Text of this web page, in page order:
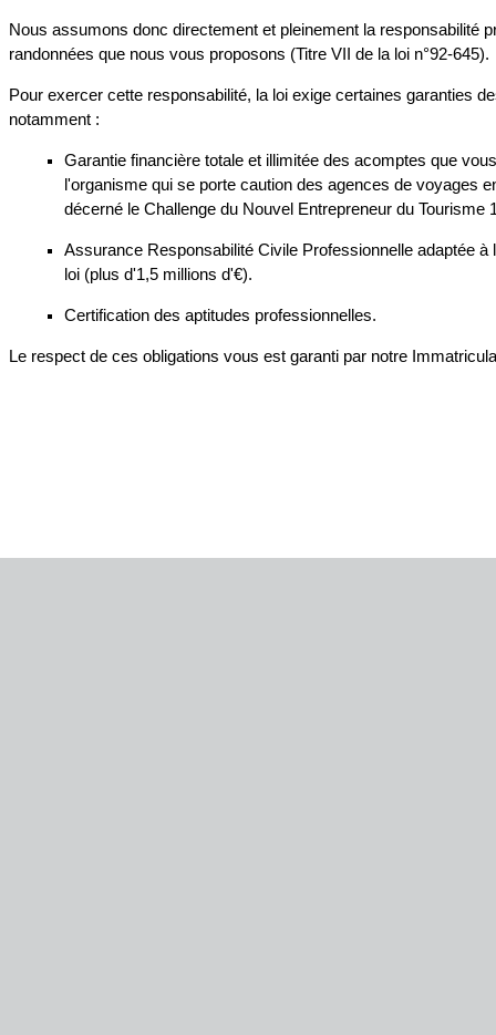
Nous assumons donc directement et pleinement la responsabilité
randonnées que nous vous proposons (Titre VII de la loi n°92-645).
Pour exercer cette responsabilité, la loi exige certaines garanties
notamment :
Garantie financière totale et illimitée des acomptes que
l'organisme qui se porte caution des agences de voyages
décerné le Challenge du Nouvel Entrepreneur du Tourisme
Assurance Responsabilité Civile Professionnelle adaptée à
loi (plus d'1,5 millions d'€).
Certification des aptitudes professionnelles.
Le respect de ces obligations vous est garanti par notre